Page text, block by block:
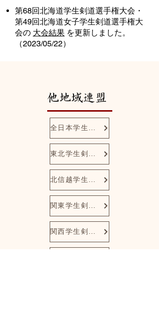
第68回北海道学生剣道選手権大会・
第49回北海道女子学生剣道選手権大
会の 大会結果 を更新しました。
（2023/05/22）
​他地域連盟